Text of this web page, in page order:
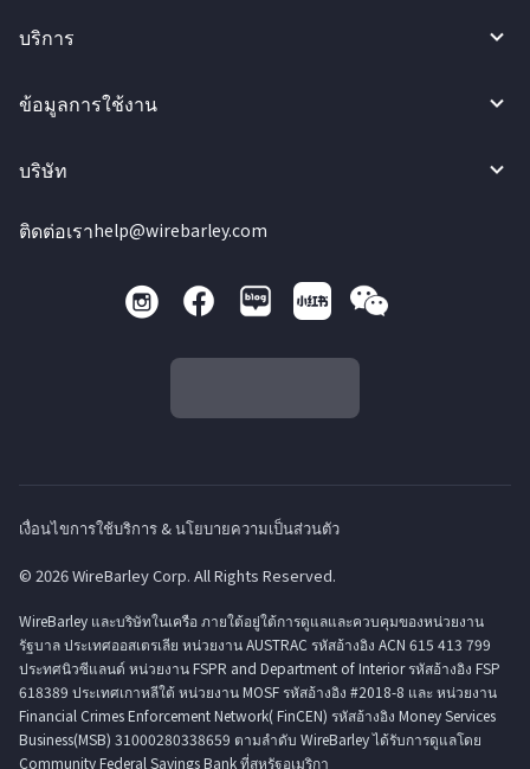
บริการ
ข้อมูลการใช้งาน
บริษัท
ติดต่อเราhelp@wirebarley.com
เงื่อนไขการใช้บริการ & นโยบายความเป็นส่วนตัว
© 2026 WireBarley Corp. All Rights Reserved.
WireBarley และบริษัทในเครือ ภายใต้อยู่ใต้การดูแลและควบคุมของหน่วยงาน
รัฐบาล ประเทศออสเตรเลีย หน่วยงาน AUSTRAC รหัสอ้างอิง ACN 615 413 799
ประทศนิวซีแลนด์ หน่วยงาน FSPR and Department of Interior รหัสอ้างอิง FSP
618389 ประเทศเกาหลีใต้ หน่วยงาน MOSF รหัสอ้างอิง #2018-8 และ หน่วยงาน
Financial Crimes Enforcement Network( FinCEN) รหัสอ้างอิง Money Services
Business(MSB) 31000280338659 ตามลำดับ WireBarley ได้รับการดูแลโดย
Community Federal Savings Bank ที่สหรัฐอเมริกา